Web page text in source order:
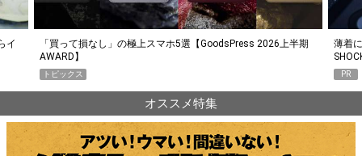
イ
「買って損なし」の極上スマホ5選【GoodsPress 2026上半期
AWARD】
トピックス
薄着
PR
オススメ特集